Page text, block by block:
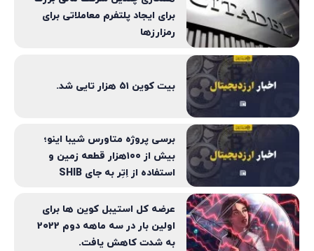
برای ایجاد پلتفرم معاملاتی برای
رمزارزها
بیت کوین ۵۱ هزار تایی شد.
برسی پروژه متاورس شیبا اینو؛
بیش از ۱۰۰هزار قطعه زمین و
استفاده از اِتِر به جای SHIB
عرضه کل استیبل کوین ها برای
اولین بار در سه ماهه دوم 2022
به شدت کاهش یافت.